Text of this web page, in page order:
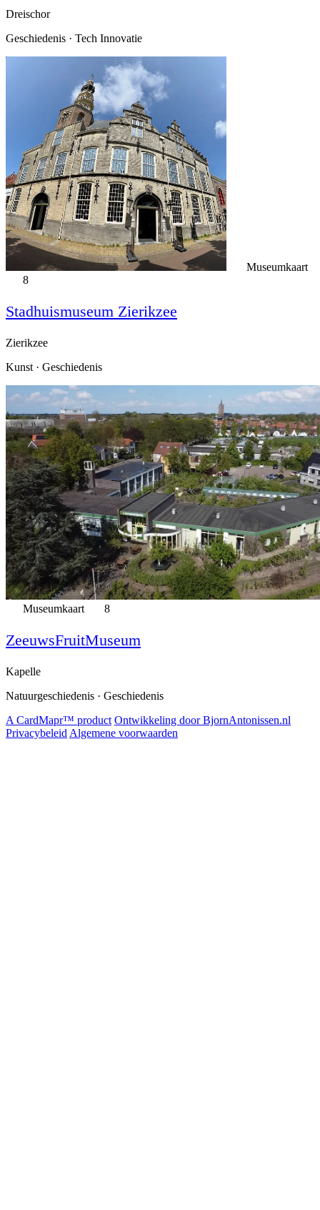
Dreischor
Geschiedenis · Tech Innovatie
Museumkaart
8
Stadhuismuseum Zierikzee
Zierikzee
Kunst · Geschiedenis
Museumkaart 8
ZeeuwsFruitMuseum
Kapelle
Natuurgeschiedenis · Geschiedenis
A CardMapr™ product Ontwikkeling door BjornAntonissen.nl
Privacybeleid Algemene voorwaarden